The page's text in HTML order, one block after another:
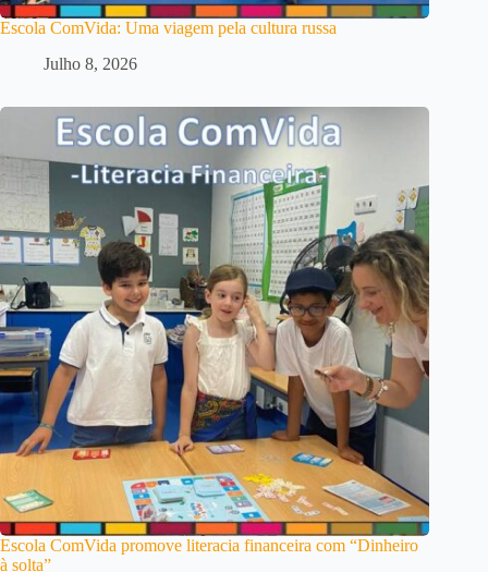
Escola ComVida: Uma viagem pela cultura russa
Julho 8, 2026
Escola ComVida promove literacia financeira com “Dinheiro
à solta”